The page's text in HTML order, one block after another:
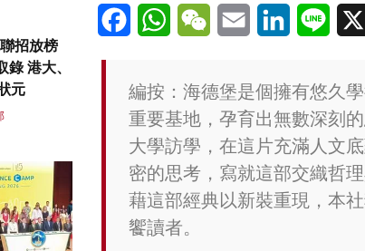
FacebookWhatsAppWeChatEmail LinkedInLine
編按：海德堡是個擁有悠久
重要基地，孕育出無數深刻
大學訪學，在這片充滿人文
密的思考，寫就這部交織哲
藉這部經典以新裝重現，本
饗讀者。
招放榜
錄 港大、
元